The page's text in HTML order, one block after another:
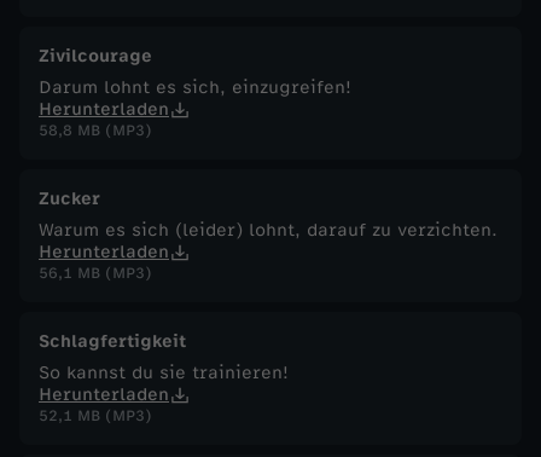
Zivilcourage
Darum lohnt es sich, einzugreifen!
Herunterladen
58,8 MB (MP3)
Zucker
Warum es sich (leider) lohnt, darauf zu verzichten.
Herunterladen
56,1 MB (MP3)
Schlagfertigkeit
So kannst du sie trainieren!
Herunterladen
52,1 MB (MP3)